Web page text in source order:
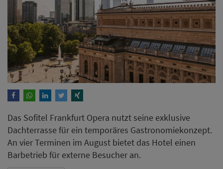
An vier Terminen im August bietet das Hotel einen
Barbetrieb für externe Besucher an.
Weiterlesen
ANZEIGE
Warum Gästedaten
wichtigster
Wettbewerbsvorteil von
Hotels sind – nach Dr. Michael
Toedt, CEO von dailypoint